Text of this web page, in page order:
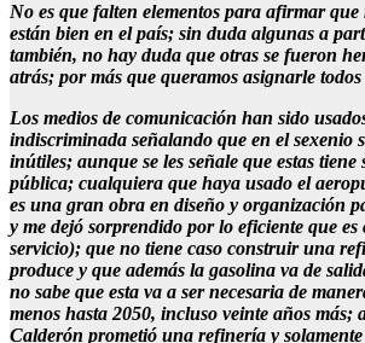
No es que falten elementos para afirmar que
están bien en el país; sin duda algunas a
también, no hay duda que otras se fueron
atrás; por más que queramos asignarle todos
Los medios de comunicación han sido
indiscriminada señalando que en el sexenio
inútiles; aunque se les señale que estas
pública; cualquiera que haya usado el
es una gran obra en diseño y organización
y me dejó sorprendido por lo eficiente que es
servicio); que no tiene caso construir una
produce y que además la gasolina va de
no sabe que esta va a ser necesaria de
menos hasta 2050, incluso veinte años más;
Calderón prometió una refinería y